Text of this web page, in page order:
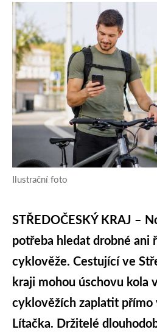
Ilustrační foto
STŘEDOČESKÝ KRAJ –
potřeba hledat drobné ani
cyklověže. Cestující ve
kraji mohou úschovu kola
cyklověžích zaplatit přímo
Lítačka. Držitelé